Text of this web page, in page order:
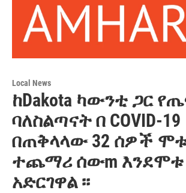
Local News
ከDakota ካውንቲ ጋር
ባለስልጣናት በ COVID-
በጠቅላላው 32 ሰዎች
ተጨማሪ ሰውm እንደሞቱ
አድርገዋል ፡፡